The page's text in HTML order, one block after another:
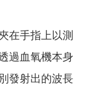
在手指上以測
過血氧機本身
發射出的波長